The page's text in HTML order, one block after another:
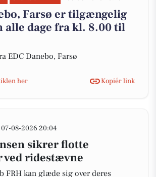
Farsø er tilgængelig
alle dage fra kl. 8.00 til
EDC Danebo, Farsø
her Kopiér link
07-08-2026 20:04
sikrer flotte
ved ridestævne
FRH kan glæde sig over deres